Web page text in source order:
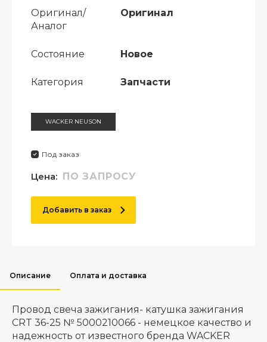
Оригинал/
Аналог
Оригинал
Состояние Новое
Категория Запчасти
WACKER NEUSON
Под заказ
Цена: ПО ЗАПРОСУ
Добавить в заказ
Описание Оплата и доставка
Провод свеча зажигания- катушка зажигания
CRT 36-25 № 5000210066 - немецкое качество и
надежность от известного бренда WACKER